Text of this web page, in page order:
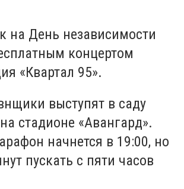
на День независимости
концертом
«Квартал 95».
выступят в саду
стадионе «Авангард».
начнется в 19:00, но
пускать с пяти часов